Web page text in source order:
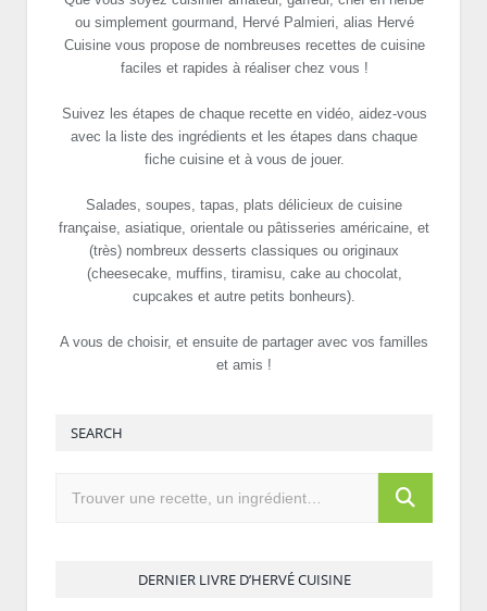
ou simplement gourmand, Hervé Palmieri, alias Hervé
Cuisine vous propose de nombreuses recettes de cuisine
faciles et rapides à réaliser chez vous !
Suivez les étapes de chaque recette en vidéo, aidez-vous
avec la liste des ingrédients et les étapes dans chaque
fiche cuisine et à vous de jouer.
Salades, soupes, tapas, plats délicieux de cuisine
française, asiatique, orientale ou pâtisseries américaine, et
(très) nombreux desserts classiques ou originaux
(cheesecake, muffins, tiramisu, cake au chocolat,
cupcakes et autre petits bonheurs).
A vous de choisir, et ensuite de partager avec vos familles
et amis !
SEARCH
DERNIER LIVRE D’HERVÉ CUISINE